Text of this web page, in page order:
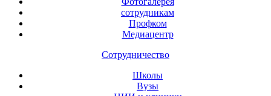
сотрудникам
Профком
Медиацентр
Сотрудничество
Школы
Вузы